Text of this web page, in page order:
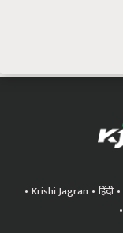
Krishi Jagran हिंदी